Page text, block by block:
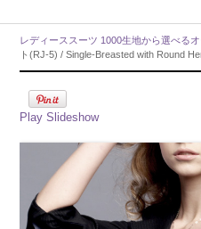
レディーススーツ 1000生地から選べる
ト(RJ-5) / Single-Breasted with Round
Play Slideshow